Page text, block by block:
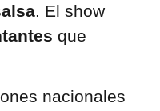
. El show
que
nacionales